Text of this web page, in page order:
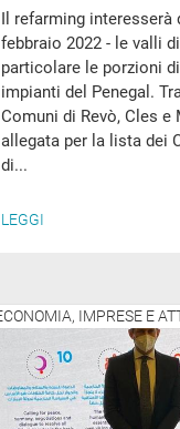
Il refarming interesserà
febbraio 2022 - le valli
particolare le porzioni
impianti del Penegal.
Comuni di Revò, Cles e
allegata per la lista dei
di...
LEGGI